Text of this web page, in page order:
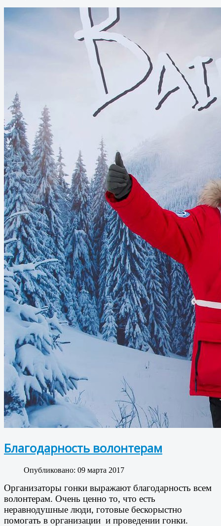
Благодарность волонтерам
Опубликовано: 09 марта 2017
Организаторы гонки выражают благодарность всем
волонтерам. Очень ценно то, что есть
неравнодушные люди, готовые бескорыстно
помогать в организации и проведении гонки.